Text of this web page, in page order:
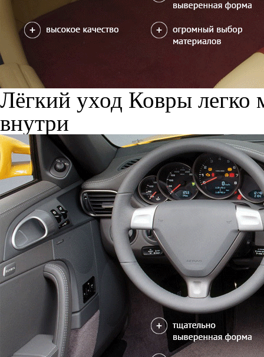
Лёгкий уход Ковры легко
внутри